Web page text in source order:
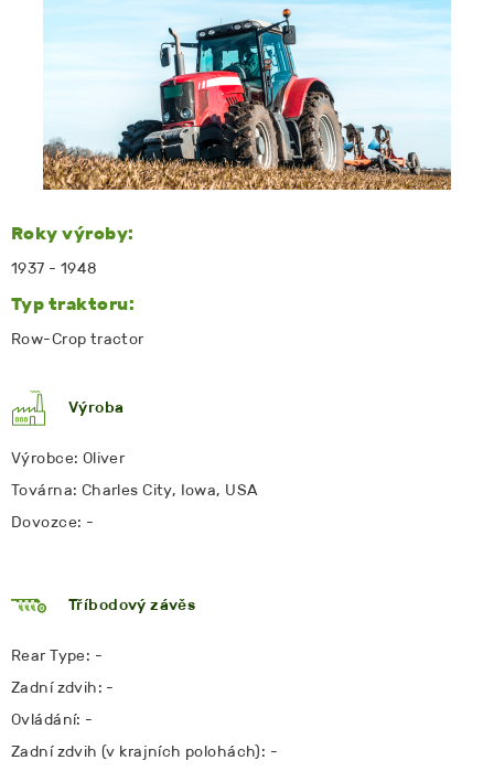
Roky výroby:
1937 - 1948
Typ traktoru:
Row-Crop tractor
Výroba
Výrobce: Oliver
Továrna: Charles City, Iowa, USA
Dovozce: -
Tříbodový závěs
Rear Type: -
Zadní zdvih: -
Ovládání: -
Zadní zdvih (v krajních polohách): -